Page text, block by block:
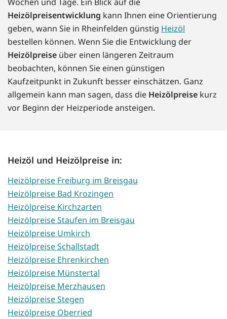
Heizölpreisentwicklung kann Ihnen eine Orientierung
geben, wann Sie in Rheinfelden günstig Heizöl
bestellen können. Wenn Sie die Entwicklung der
Heizölpreise über einen längeren Zeitraum
beobachten, können Sie einen günstigen
Kaufzeitpunkt in Zukunft besser einschätzen. Ganz
allgemein kann man sagen, dass die Heizölpreise kurz
vor Beginn der Heizperiode ansteigen.
Heizöl und Heizölpreise in:
Heizölpreise Freiburg im Breisgau
Heizölpreise Bad Krozingen
Heizölpreise Kirchzarten
Heizölpreise Staufen im Breisgau
Heizölpreise Umkirch
Heizölpreise Schallstadt
Heizölpreise Ehrenkirchen
Heizölpreise Münstertal
Heizölpreise Merzhausen
Heizölpreise Stegen
Heizölpreise Oberried